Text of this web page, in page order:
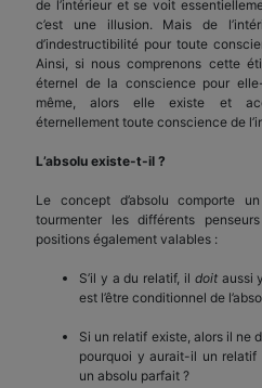
de l’intérieur et se voit
c’est une illusion. Mais de
d’indestructibilité pour toute
Ainsi, si nous comprenons cette
éternel de la conscience pour
même, alors elle existe et
éternellement toute conscience de
L’absolu existe-t-il ?
Le concept d’absolu comporte
tourmenter les différents
positions également valables :
S’il y a du relatif, il doitaussi
est l’être conditionnel de
Si un relatif existe, alors il ne
pourquoi y aurait-il un relatif
un absolu parfait ?